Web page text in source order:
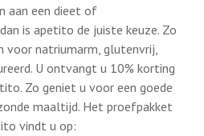
aan een dieet of
is apetito de juiste keuze. Zo
voor natriumarm, glutenvrij,
U ontvangt u 10% korting
Zo geniet u voor een goede
maaltijd. Het proefpakket
vindt u op: